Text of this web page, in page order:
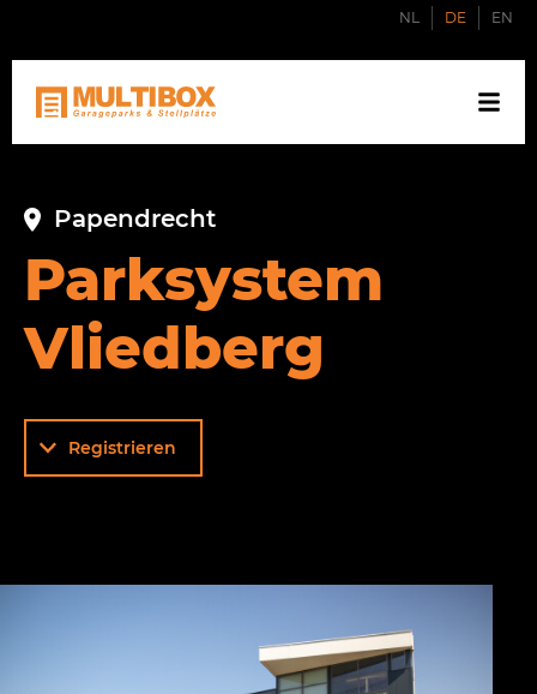
NL DE EN
Papendrecht
Parksystem
Vliedberg
Registrieren